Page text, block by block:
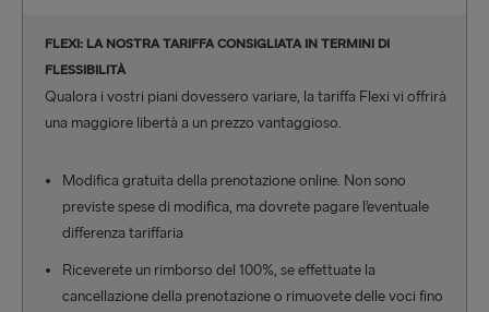
FLEXI: LA NOSTRA TARIFFA CONSIGLIATA IN TERMINI DI
FLESSIBILITÀ
Qualora i vostri piani dovessero variare, la tariffa Flexi vi offrirà
una maggiore libertà a un prezzo vantaggioso.
Modifica gratuita della prenotazione online. Non sono
previste spese di modifica, ma dovrete pagare l’eventuale
differenza tariffaria
Riceverete un rimborso del 100%, se effettuate la
cancellazione della prenotazione o rimuovete delle voci fino